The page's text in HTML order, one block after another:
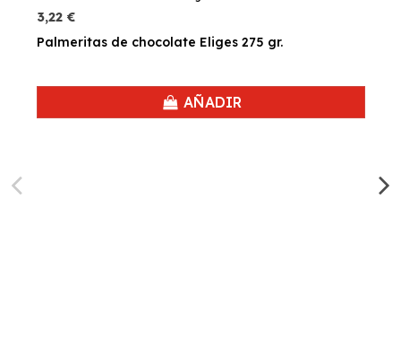
3,22 €
Palmeritas de chocolate Eliges 275 gr.
AÑADIR